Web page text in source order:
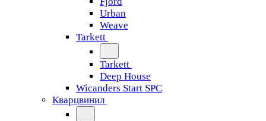
Urban
Weave
Tarkett
Tarkett
Deep House
Wicanders Start SPC
Кварцвинил